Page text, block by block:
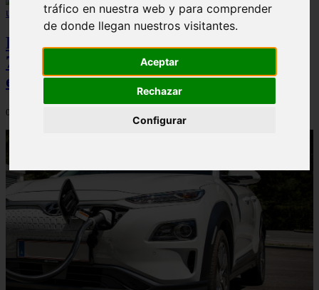
tráfico en nuestra web y para comprender
de donde llegan nuestros visitantes.
Aceptar
Rechazar
Configurar
Peugeot acelera en el mercado español:
7.062 matriculaciones y un 5,9% de cuota
en julio
06/08/2026